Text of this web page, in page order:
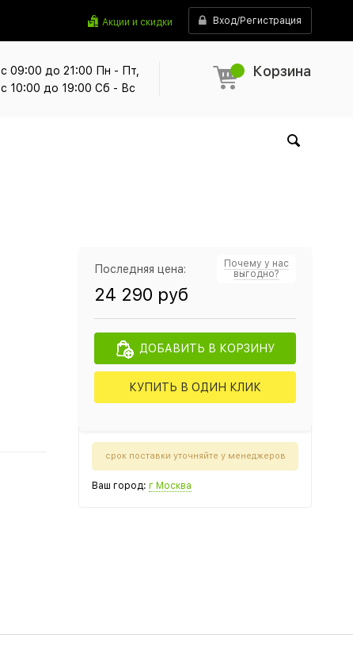
Акции и скидки Вход/Регистрация
с 09:00 до 21:00 Пн - Пт,
с 10:00 до 19:00 Сб - Вс
Корзина
Почему у нас
выгодно?
Последняя цена:
24 290 руб
ДОБАВИТЬ В КОРЗИНУ
КУПИТЬ В ОДИН КЛИК
срок поставки уточняйте у менеджеров
Ваш город: г Москва